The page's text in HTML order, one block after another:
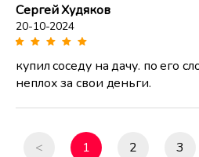
Сергей Худяков
20-10-2024
купил соседу на дачу. по его
неплох за свои деньги.
< 1 2 3